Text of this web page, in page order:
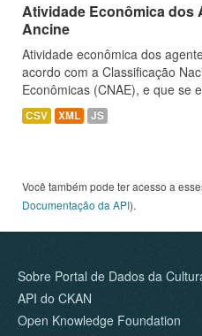
Atividade Econômica dos
Ancine
Atividade econômica dos
acordo com a Classificação
Econômicas (CNAE), e que se
CSV XML JS
Você também pode ter acesso a
Documentação da API).
Sobre Portal de Dados da
API do CKAN
Open Knowledge Foundation